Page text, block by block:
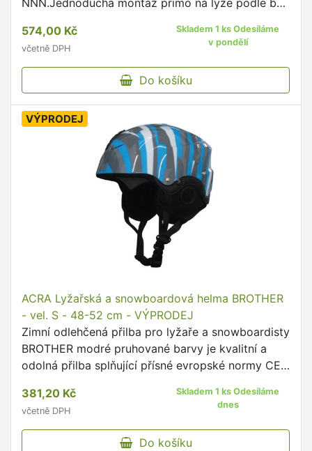
NNN.Jednoduchá montáž přímo na lyže podle bez
apod.).Montáž podle šablony Salomon …
574,00 Kč
včetně DPH
Skladem 1 ks Odesíláme
v pondělí
Do košíku
VÝPRODEJ
ACRA Lyžařská a snowboardová helma BROTHER
- vel. S - 48-52 cm - VÝPRODEJ
Zimní odlehčená přilba pro lyžaře a snowboardisty
BROTHER modré pruhované barvy je kvalitní a
odolná přilba splňující přísné evropské normy CE
snowboarding.
381,20 Kč
včetně DPH
Skladem 1 ks Odesíláme
dnes
Do košíku